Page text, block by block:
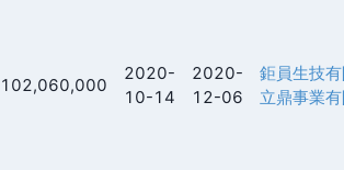
102,060,000
2020-
10-14
2020-
12-06
鉅員生技
立鼎事業